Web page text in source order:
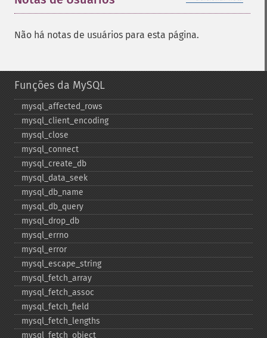
Não há notas de usuários para esta página.
Funções da MySQL
mysql_​affected_​rows
mysql_​client_​encoding
mysql_​close
mysql_​connect
mysql_​create_​db
mysql_​data_​seek
mysql_​db_​name
mysql_​db_​query
mysql_​drop_​db
mysql_​errno
mysql_​error
mysql_​escape_​string
mysql_​fetch_​array
mysql_​fetch_​assoc
mysql_​fetch_​field
mysql_​fetch_​lengths
mysql_​fetch_​object